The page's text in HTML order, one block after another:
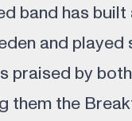
band has
and played
by
them the